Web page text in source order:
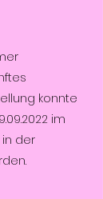
konnte
im
der